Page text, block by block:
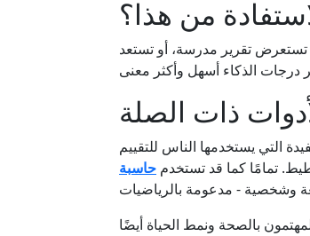
من هذا؟
تقرير مدرسة، أو تستعد
ذات الصلة
التي يستخدمها الناس للتقييم
تمامًا كما قد تستخدم